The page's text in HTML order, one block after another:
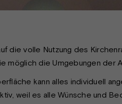
die volle Nutzung des
möglich die Umgebungen der
kann alles individuell
weil es alle Wünsche und